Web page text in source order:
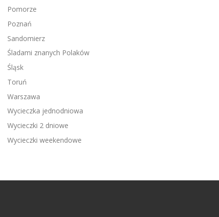
Pomorze
Poznań
Sandomierz
Śladami znanych Polaków
Śląsk
Toruń
Warszawa
Wycieczka jednodniowa
Wycieczki 2 dniowe
Wycieczki weekendowe